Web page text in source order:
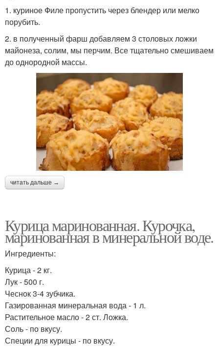
1. куриное Филе пропустить через блендер или мелко
порубить.
2. в полученный фарш добавляем 3 столовых ложки
майонеза, солим, мы перчим. Все тщательно смешиваем
до однородной массы.
читать дальше →
Курица маринованная. Курочка,
маринованная в минеральной воде.
Ингредиенты:
Курица - 2 кг.
Лук - 500 г.
Чеснок 3-4 зубчика.
Газированная минеральная вода - 1 л.
Растительное масло - 2 ст. Ложка.
Соль - по вкусу.
Специи для курицы - по вкусу.